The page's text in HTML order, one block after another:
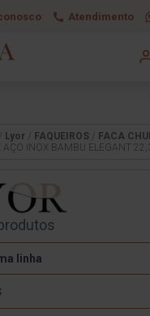
Atendimento
Lyor FAQUEIROS FACA
AÇO INOX BAMBU ELEGANT
linha